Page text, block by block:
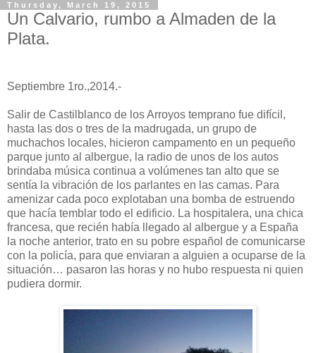
Thursday, March 19, 2015
Un Calvario, rumbo a Almaden de la
Plata.
Septiembre 1ro.,2014.-
Salir de Castilblanco de los Arroyos temprano fue difícil,
hasta las dos o tres de la madrugada, un grupo de
muchachos locales, hicieron campamento en un pequeño
parque junto al albergue, la radio de unos de los autos
brindaba música continua a volúmenes tan alto que se
sentía la vibración de los parlantes en las camas. Para
amenizar cada poco explotaban una bomba de estruendo
que hacía temblar todo el edificio. La hospitalera, una chica
francesa, que recién había llegado al albergue y a España
la noche anterior, trato en su pobre español de comunicarse
con la policía, para que enviaran a alguien a ocuparse de la
situación… pasaron las horas y no hubo respuesta ni quien
pudiera dormir.